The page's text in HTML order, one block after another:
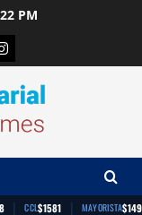
PM
| CCL$1581 | MAYORISTA